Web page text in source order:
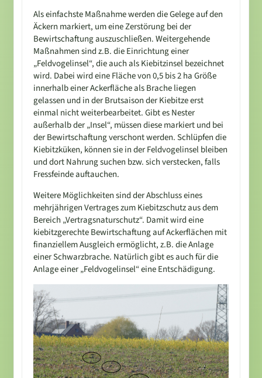
Als einfachste Maßnahme werden die Gelege auf den
Äckern markiert, um eine Zerstörung bei der
Bewirtschaftung auszuschließen. Weitergehende
Maßnahmen sind z.B. die Einrichtung einer
„Feldvogelinsel“, die auch als Kiebitzinsel bezeichnet
wird. Dabei wird eine Fläche von 0,5 bis 2 ha Größe
innerhalb einer Ackerfläche als Brache liegen
gelassen und in der Brutsaison der Kiebitze erst
einmal nicht weiterbearbeitet. Gibt es Nester
außerhalb der „Insel“, müssen diese markiert und bei
der Bewirtschaftung verschont werden. Schlüpfen die
Kiebitzküken, können sie in der Feldvogelinsel bleiben
und dort Nahrung suchen bzw. sich verstecken, falls
Fressfeinde auftauchen.
Weitere Möglichkeiten sind der Abschluss eines
mehrjährigen Vertrages zum Kiebitzschutz aus dem
Bereich „Vertragsnaturschutz“. Damit wird eine
kiebitzgerechte Bewirtschaftung auf Ackerflächen mit
finanziellem Ausgleich ermöglicht, z.B. die Anlage
einer Schwarzbrache. Natürlich gibt es auch für die
Anlage einer „Feldvogelinsel“ eine Entschädigung.